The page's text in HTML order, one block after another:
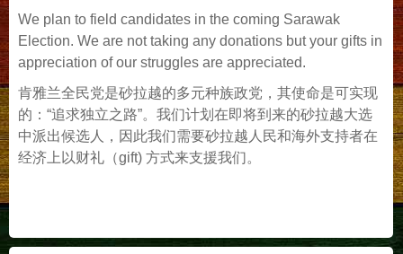
We plan to field candidates in the coming Sarawak
Election. We are not taking any donations but your gifts in
appreciation of our struggles are appreciated.
肯雅兰全民党是砂拉越的多元种族政党，其使命是可实现
的：“追求独立之路”。我们计划在即将到来的砂拉越大选
中派出候选人，因此我们需要砂拉越人民和海外支持者在
经济上以财礼（gift) 方式来支援我们。